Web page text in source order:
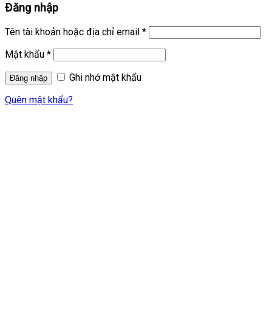
Đăng nhập
Tên tài khoản hoặc địa chỉ email *
Mật khẩu *
Ghi nhớ mật khẩu
Quên mật khẩu?